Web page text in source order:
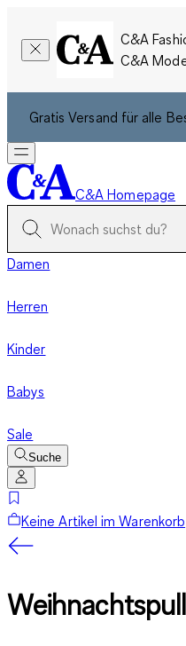
C&A
C&A
Gratis Versand für alle
C&A Homepage
Damen
Herren
Kinder
Babys
Sale
Suche
Keine Artikel im Warenkorb